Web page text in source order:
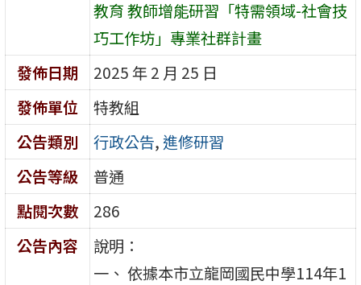
教育 教師增能研習「特需領域-社會技
巧工作坊」專業社群計畫
發佈日期
2025 年 2 月 25 日
發佈單位
特教組
公告類別
行政公告,進修研習
公告等級
普通
點閱次數
286
公告內容
說明：
一、 依據本市立龍岡國民中學114年1